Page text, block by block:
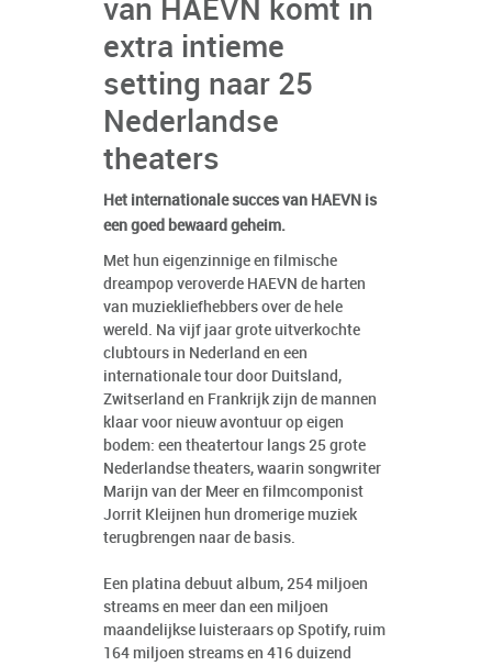
van HAEVN komt in
extra intieme
setting naar 25
Nederlandse
theaters
Het internationale succes van HAEVN is
een goed bewaard geheim.
Met hun eigenzinnige en filmische
dreampop veroverde HAEVN de harten
van muziekliefhebbers over de hele
wereld. Na vijf jaar grote uitverkochte
clubtours in Nederland en een
internationale tour door Duitsland,
Zwitserland en Frankrijk zijn de mannen
klaar voor nieuw avontuur op eigen
bodem: een theatertour langs 25 grote
Nederlandse theaters, waarin songwriter
Marijn van der Meer en filmcomponist
Jorrit Kleijnen hun dromerige muziek
terugbrengen naar de basis.
Een platina debuut album, 254 miljoen
streams en meer dan een miljoen
maandelijkse luisteraars op Spotify, ruim
164 miljoen streams en 416 duizend